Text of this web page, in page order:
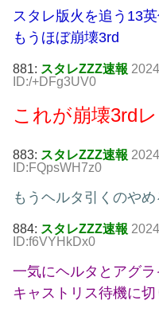
スタレ版火を追う13
もうほぼ崩壊3rd
881: スタレZZZ速報
ID:/+DFg3UV0
これが崩壊3rd
883: スタレZZZ速報
ID:FQpsWH7z0
もうヘルタ引くのや
884: スタレZZZ速報
ID:f6VYHkDx0
一気にヘルタとアグ
キャストリス待機に